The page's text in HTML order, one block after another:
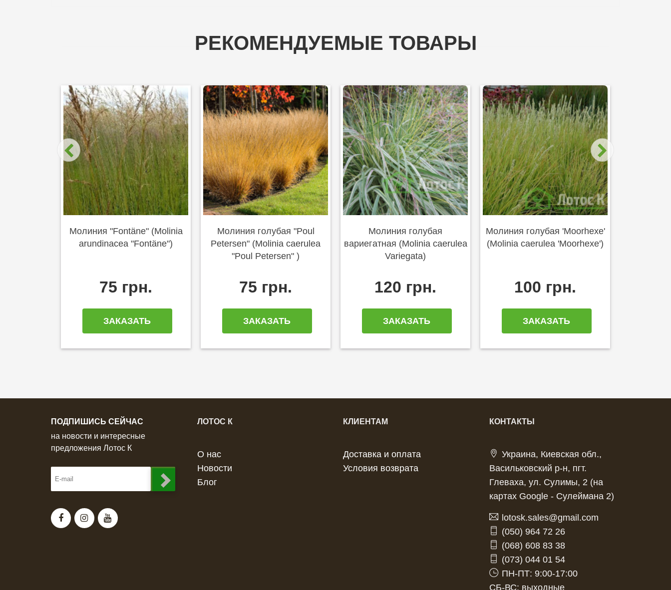
РЕКОМЕНДУЕМЫЕ ТОВАРЫ
Молиния "Fontäne" (Molinia
arundinacea "Fontäne")
75 грн.
ЗАКАЗАТЬ
Молиния голубая "Poul
Petersen" (Molinia caerulea
"Poul Petersen" )
75 грн.
ЗАКАЗАТЬ
Молиния голубая
вариегатная (Molinia caerulea
Variegata)
120 грн.
ЗАКАЗАТЬ
Молиния голубая 'Moorhexe'
(Molinia caerulea 'Moorhexe')
100 грн.
ЗАКАЗАТЬ
ПОДПИШИСЬ СЕЙЧАС
на новости и интересные
предложения Лотос К
ЛОТОС К
О нас
Новости
Блог
КЛИЕНТАМ
Доставка и оплата
Условия возврата
КОНТАКТЫ
Украина, Киевская обл.,
Васильковский р-н, пгт.
Глеваха, ул. Сулимы, 2 (на
картах Google - Сулеймана 2)
lotosk.sales@gmail.com
(050) 964 72 26
(068) 608 83 38
(073) 044 01 54
ПН-ПТ: 9:00-17:00
СБ-ВС: выходные